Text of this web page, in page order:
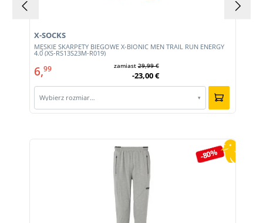
MĘSKIE SKARPETY BIEGOWE X-BIONIC MEN TRAIL RUN ENERGY
4.0 (XS-RS13S23M-R019)
X-SOCKS
6,99 zamiast29,99 €
-23,00 €
Wybierz rozmiar… ▾
-80%